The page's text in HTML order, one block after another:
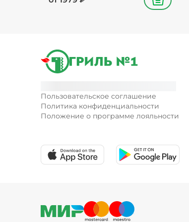
В корзину
Пользовательское соглашение
Политика конфиденциальности
Положение о программе лояльности